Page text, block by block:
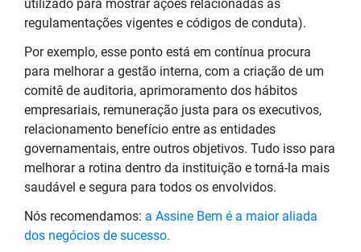
utilizado para mostrar ações relacionadas às
regulamentações vigentes e códigos de conduta).
Por exemplo, esse ponto está em contínua procura
para melhorar a gestão interna, com a criação de um
comitê de auditoria, aprimoramento dos hábitos
empresariais, remuneração justa para os executivos,
relacionamento benefício entre as entidades
governamentais, entre outros objetivos. Tudo isso para
melhorar a rotina dentro da instituição e torná-la mais
saudável e segura para todos os envolvidos.
Nós recomendamos: a Assine Bem é a maior aliada
dos negócios de sucesso.